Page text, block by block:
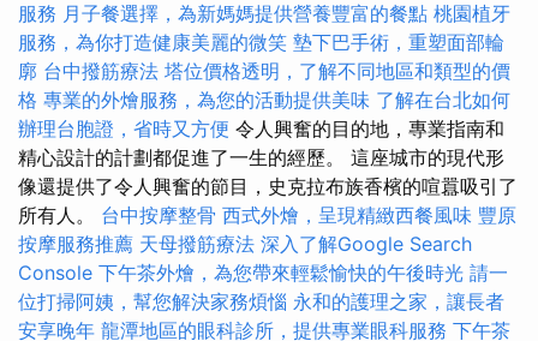
服務 月子餐選擇，為新媽媽提供營養豐富的餐點 桃園植牙
服務，為你打造健康美麗的微笑 墊下巴手術，重塑面部輪
廓 台中撥筋療法 塔位價格透明，了解不同地區和類型的價
格 專業的外燴服務，為您的活動提供美味 了解在台北如何
辦理台胞證，省時又方便 令人興奮的目的地，專業指南和
精心設計的計劃都促進了一生的經歷。 這座城市的現代形
像還提供了令人興奮的節目，史克拉布族香檳的喧囂吸引了
所有人。 台中按摩整骨 西式外燴，呈現精緻西餐風味 豐原
按摩服務推薦 天母撥筋療法 深入了解Google Search
Console 下午茶外燴，為您帶來輕鬆愉快的午後時光 請一
位打掃阿姨，幫您解決家務煩惱 永和的護理之家，讓長者
安享晚年 龍潭地區的眼科診所，提供專業眼科服務 下午茶